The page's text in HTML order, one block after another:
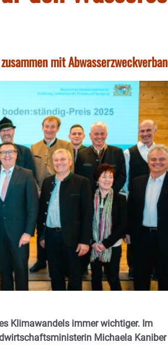
mit
Klimawandels immer wichtiger. Im
Michaela Kaniber